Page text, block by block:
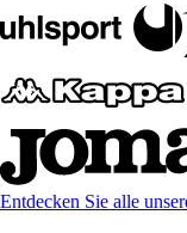
Entdecken Sie alle